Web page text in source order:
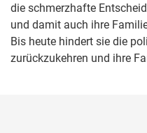
die schmerzhafte
und damit auch ihre
Bis heute hindert sie die
zurückzukehren und ihre